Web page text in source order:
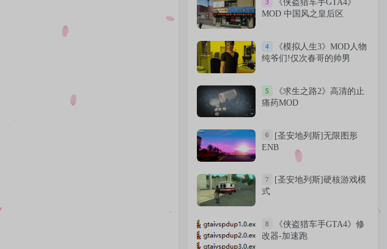
3
《侠盗猎车手GTA4》
MOD 中国风之皇后区
4
《模拟人生3》MOD人物
纯爷们!仅次春哥的帅男
5
《求生之路2》高清的止
痛药MOD
6
[圣安地列斯]无限图形
ENB
7
[圣安地列斯]硬核游戏模
式
8
《侠盗猎车手GTA4》修
改器-加速跑
3
《侠盗猎车手GTA4》
MOD 中国风之皇后区
4
《模拟人生3》MOD人物
纯爷们!仅次春哥的帅男
5
《求生之路2》高清的止
痛药MOD
6
[圣安地列斯]无限图形
ENB
7
[圣安地列斯]硬核游戏模
式
8
《侠盗猎车手GTA4》修
改器-加速跑